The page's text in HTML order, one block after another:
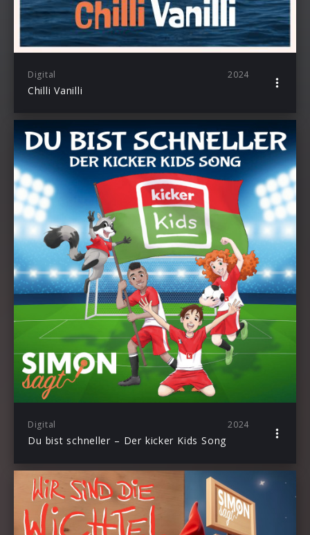
Digital 2024
Chilli Vanilli
Digital 2024
Du bist schneller – Der kicker Kids Song